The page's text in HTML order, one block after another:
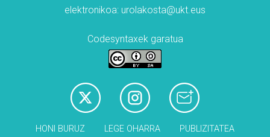
elektronikoa: urolakosta@ukt.eus
Codesyntaxek garatua
HONI BURUZ LEGE OHARRA PUBLIZITATEA